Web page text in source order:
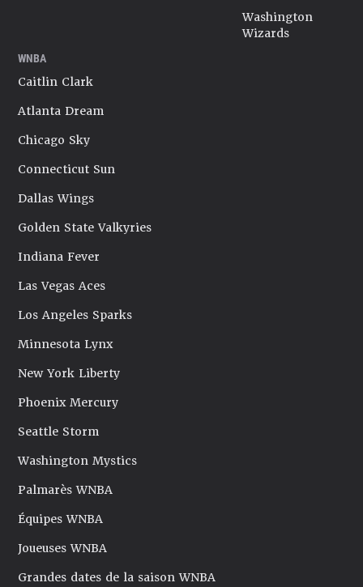
Washington
Wizards
WNBA
Caitlin Clark
Atlanta Dream
Chicago Sky
Connecticut Sun
Dallas Wings
Golden State Valkyries
Indiana Fever
Las Vegas Aces
Los Angeles Sparks
Minnesota Lynx
New York Liberty
Phoenix Mercury
Seattle Storm
Washington Mystics
Palmarès WNBA
Équipes WNBA
Joueuses WNBA
Grandes dates de la saison WNBA